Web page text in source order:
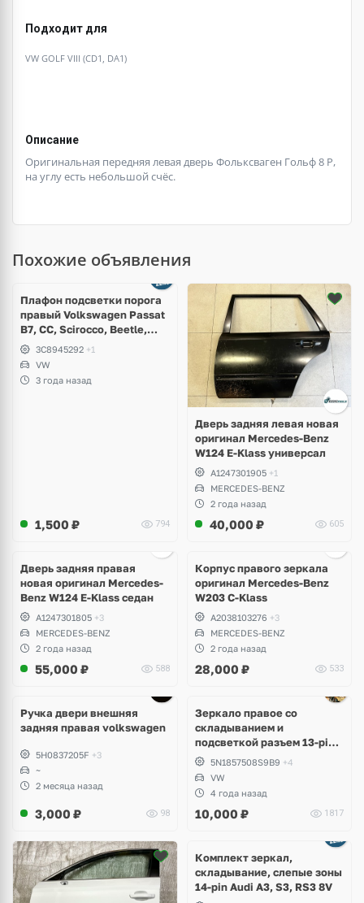
Подходит для
VW GOLF VIII (CD1, DA1)
Описание
Оригинальная передняя левая дверь Фольксваген Гольф 8 Р,
на углу есть небольшой счёс.
Похожие объявления
Плафон подсветки порога
правый Volkswagen Passat
B7, CC, Scirocco, Beetle,
Jetta3C8945292 +1
VW
3 года назад
1,500 ₽ 794
Дверь задняя левая новая
оригинал Mercedes-Benz
W124 E-Klass универсал
A1247301905 +1
MERCEDES-BENZ
2 года назад
40,000 ₽ 605
Дверь задняя правая
новая оригинал Mercedes-
Benz W124 E-Klass седан
A1247301805 +3
MERCEDES-BENZ
2 года назад
55,000 ₽ 588
Корпус правого зеркала
оригинал Mercedes-Benz
W203 C-Klass
A2038103276 +3
MERCEDES-BENZ
2 года назад
28,000 ₽ 533
Ручка двери внешняя
задняя правая volkswagen
5H0837205F +3
~
2 месяца назад
3,000 ₽ 98
Зеркало правое со
складыванием и
подсветкой разъем 13-pin
Volkswagen Tiguan 1
5N1857508S9B9 +4
VW
4 года назад
10,000 ₽ 1817
Комплект зеркал,
складывание, слепые зоны
14-pin Audi A3, S3, RS3 8V